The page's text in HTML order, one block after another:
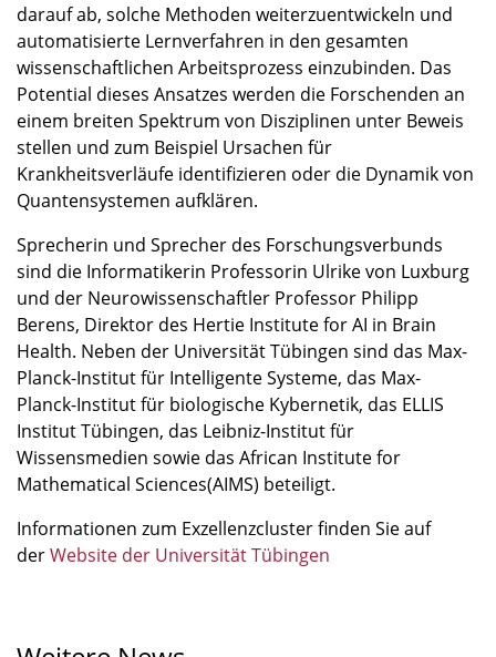
darauf ab, solche Methoden weiterzuentwickeln und
automatisierte Lernverfahren in den gesamten
wissenschaftlichen Arbeitsprozess einzubinden. Das
Potential dieses Ansatzes werden die Forschenden an
einem breiten Spektrum von Disziplinen unter Beweis
stellen und zum Beispiel Ursachen für
Krankheitsverläufe identifizieren oder die Dynamik von
Quantensystemen aufklären.
Sprecherin und Sprecher des Forschungsverbunds
sind die Informatikerin Professorin Ulrike von Luxburg
und der Neurowissenschaftler Professor Philipp
Berens, Direktor des Hertie Institute for AI in Brain
Health. Neben der Universität Tübingen sind das Max-
Planck-Institut für Intelligente Systeme, das Max-
Planck-Institut für biologische Kybernetik, das ELLIS
Institut Tübingen, das Leibniz-Institut für
Wissensmedien sowie das African Institute for
Mathematical Sciences(AIMS) beteiligt.
Informationen zum Exzellenzcluster finden Sie auf
derWebsite der Universität Tübingen